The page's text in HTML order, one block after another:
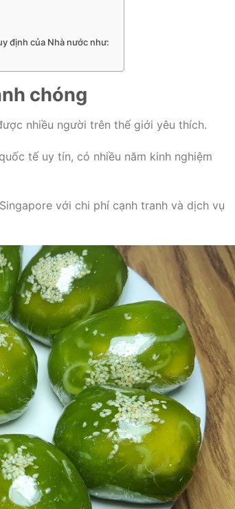
định của Nhà nước như:
chóng
nhiều người trên thế giới yêu thích.
tế uy tín, có nhiều năm kinh nghiệm
với chi phí cạnh tranh và dịch vụ